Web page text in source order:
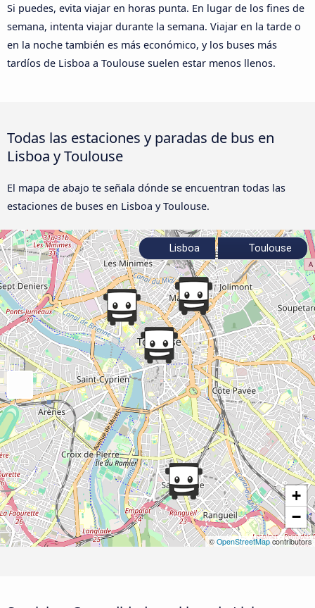
Si puedes, evita viajar en horas punta. En lugar de los fines de
semana, intenta viajar durante la semana. Viajar en la tarde o
en la noche también es más económico, y los buses más
tardíos de Lisboa a Toulouse suelen estar menos llenos.
Todas las estaciones y paradas de bus en
Lisboa y Toulouse
El mapa de abajo te señala dónde se encuentran todas las
estaciones de buses en Lisboa y Toulouse.
+
−
© OpenStreetMapcontributors
Lisboa Toulouse